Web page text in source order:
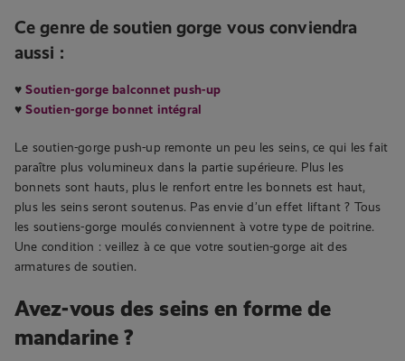
Ce genre de soutien gorge vous conviendra
aussi :
♥Soutien-gorge balconnet push-up
♥Soutien-gorge bonnet intégral
Le soutien-gorge push-up remonte un peu les seins, ce qui les fait
paraître plus volumineux dans la partie supérieure. Plus les
bonnets sont hauts, plus le renfort entre les bonnets est haut,
plus les seins seront soutenus. Pas envie d’un effet liftant ? Tous
les soutiens-gorge moulés conviennent à votre type de poitrine.
Une condition : veillez à ce que votre soutien-gorge ait des
armatures de soutien.
Avez-vous des seins en forme de
mandarine ?